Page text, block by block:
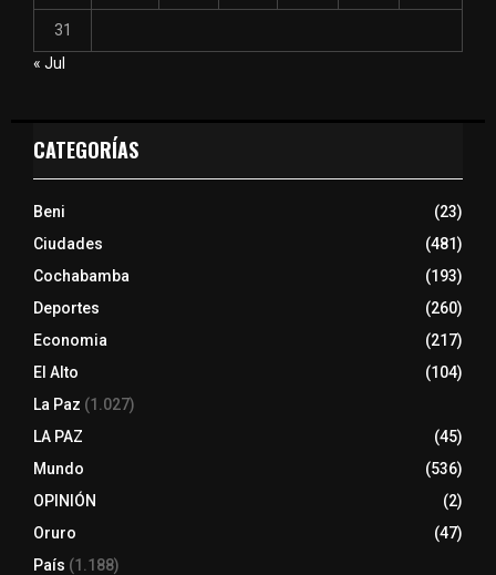
31
« Jul
CATEGORÍAS
Beni
(23)
Ciudades
(481)
Cochabamba
(193)
Deportes
(260)
Economia
(217)
El Alto
(104)
La Paz (1.027)
LA PAZ
(45)
Mundo
(536)
OPINIÓN
(2)
Oruro
(47)
País (1.188)